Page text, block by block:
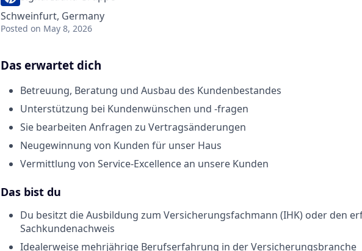
Schweinfurt, Germany
Posted on May 8, 2026
Das erwartet dich
Betreuung, Beratung und Ausbau des Kundenbestandes
Unterstützung bei Kundenwünschen und -fragen
Sie bearbeiten Anfragen zu Vertragsänderungen
Neugewinnung von Kunden für unser Haus
Vermittlung von Service-Excellence an unsere Kunden
Das bist du
Du besitzt die Ausbildung zum Versicherungsfachmann (IHK) oder den
Sachkundenachweis
Idealerweise mehrjährige Berufserfahrung in der Versicherungsbranche